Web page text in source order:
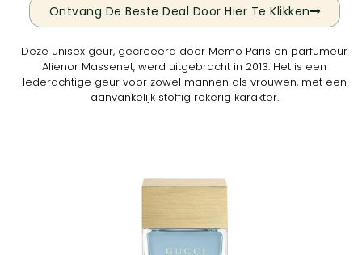
Ontvang De Beste Deal Door Hier Te Klikken
Deze unisex geur, gecreëerd door Memo Paris en parfumeur
Alienor Massenet, werd uitgebracht in 2013. Het is een
lederachtige geur voor zowel mannen als vrouwen, met een
aanvankelijk stoffig rokerig karakter.